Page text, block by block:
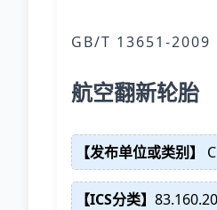
GB/T 13651-2009
航空翻新轮胎
【发布单位或类别】
【ICS分类】